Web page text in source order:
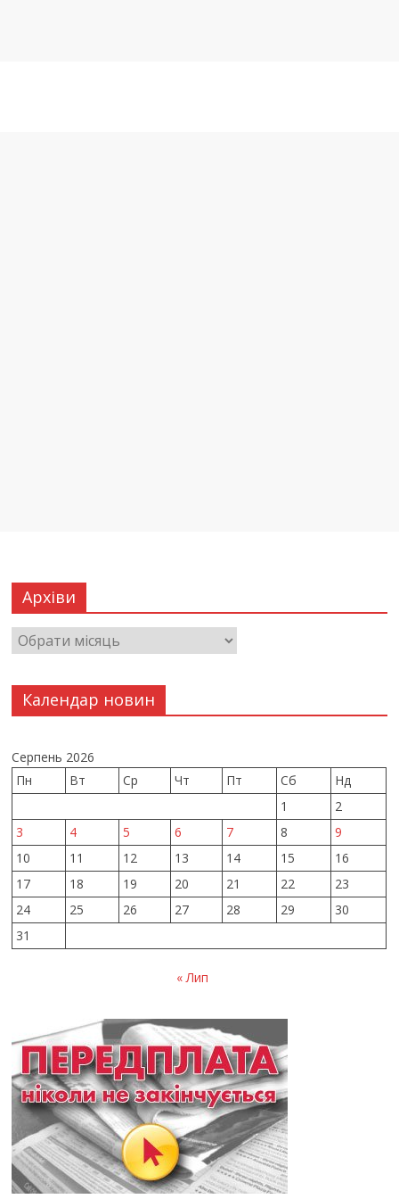
Архіви
Календар новин
Серпень 2026
Пн
Вт Ср Чт Пт Сб
Нд
1
2
3
4 5 6 7 8
9
10
11 12 13 14 15
16
17
18 19 20 21 22
23
24
25 26 27 28 29
30
31
« Лип